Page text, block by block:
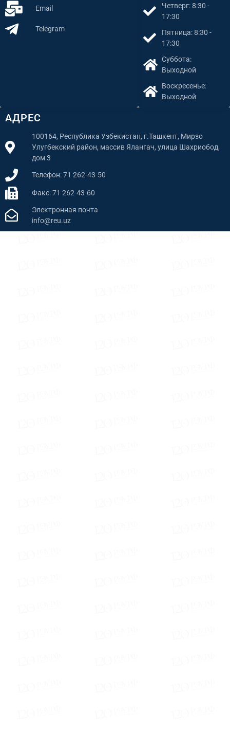
АДРЕС
100164, Республика Узбекистан, г.Ташкент, Мирзо
Улугбекский район, массив Ялангач, улица Шахриобод,
дом 3
Телефон: 71 262-43-50
Факс: 71 262-43-60
Электронная почта
info@reu.uz
Четверг: 8:30 -
17:30
Пятница: 8:30 -
17:30
Суббота:
Выходной
Воскресенье:
Выходной
Email
Telegram